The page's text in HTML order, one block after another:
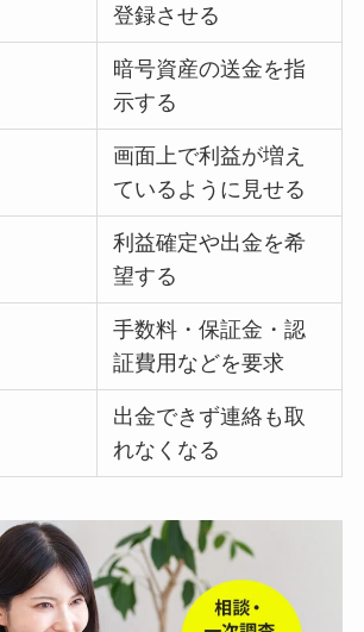
登録させる
暗号資産の送金を指
示する
画面上で利益が増え
ているように見せる
利益確定や出金を希
望する
手数料・保証金・認
証費用などを要求
出金できず連絡も取
れなくなる